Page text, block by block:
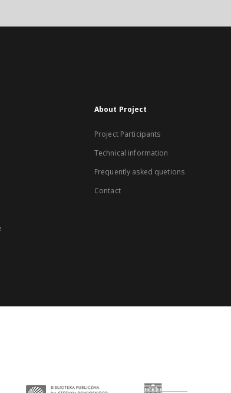
About Project
Project Participants
Technical information
Frequently asked quetions
Contact